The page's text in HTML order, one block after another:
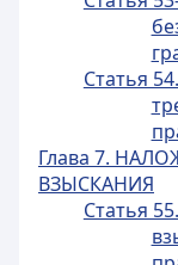
Статья
Глава 7.
ВЗЫСКАНИЯ
Статья